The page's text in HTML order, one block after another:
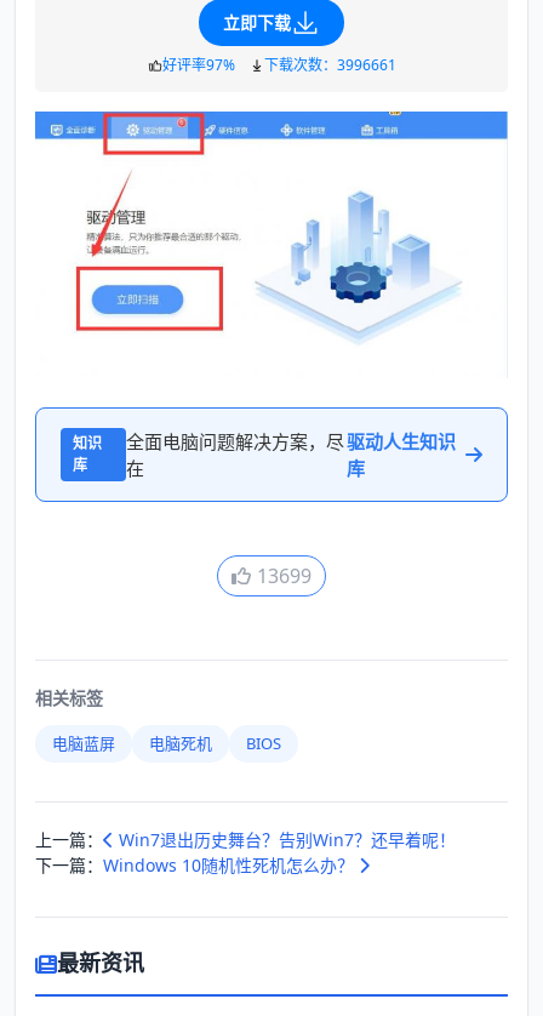
立即下载
好评率97% 下载次数：3996661
知识
库
全面电脑问题解决方案，尽
在
驱动人生知识
库
13699
相关标签
电脑蓝屏 电脑死机 BIOS
上一篇：
Win7退出历史舞台？告别Win7？还早着呢！
下一篇： Windows 10随机性死机怎么办？
最新资讯